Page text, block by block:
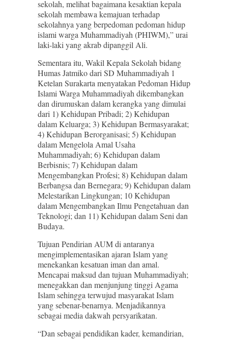
sekolah, melihat bagaimana kesaktian kepala
sekolah membawa kemajuan terhadap
sekolahnya yang berpedoman pedoman hidup
islami warga Muhammadiyah (PHIWM),” urai
laki-laki yang akrab dipanggil Ali.
Sementara itu, Wakil Kepala Sekolah bidang
Humas Jatmiko dari SD Muhammadiyah 1
Ketelan Surakarta menyatakan Pedoman Hidup
Islami Warga Muhammadiyah dikembangkan
dan dirumuskan dalam kerangka yang dimulai
dari 1) Kehidupan Pribadi; 2) Kehidupan
dalam Keluarga; 3) Kehidupan Bermasyarakat;
4) Kehidupan Berorganisasi; 5) Kehidupan
dalam Mengelola Amal Usaha
Muhammadiyah; 6) Kehidupan dalam
Berbisnis; 7) Kehidupan dalam
Mengembangkan Profesi; 8) Kehidupan dalam
Berbangsa dan Bernegara; 9) Kehidupan dalam
Melestarikan Lingkungan; 10 Kehidupan
dalam Mengembangkan Ilmu Pengetahuan dan
Teknologi; dan 11) Kehidupan dalam Seni dan
Budaya.
Tujuan Pendirian AUM di antaranya
mengimplementasikan ajaran Islam yang
menekankan kesatuan iman dan amal.
Mencapai maksud dan tujuan Muhammadiyah;
menegakkan dan menjunjung tinggi Agama
Islam sehingga terwujud masyarakat Islam
yang sebenar-benarnya. Menjadikannya
sebagai media dakwah persyarikatan.
“Dan sebagai pendidikan kader, kemandirian,